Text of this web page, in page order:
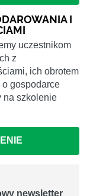
I
uczestnikom
z
ich obrotem
gospodarce
na szkolenie
newsletter